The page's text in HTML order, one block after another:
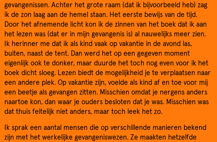
gevangenissen. Achter het grote raam (dat ik bijvoorbeeld heb) zag
ik de zon laag aan de hemel staan. Het eerste bewijs van de tijd.
Door het afnemende licht kon ik de zinnen van het boek dat ik aan
het lezen was (dat er in mijn gevangenis is) al nauwelijks meer zien.
Ik herinner me dat ik als kind vaak op vakantie in de avond las,
buiten, naast de tent. Dan werd het op een gegeven moment
eigenlijk ook te donker, maar duurde het toch nog even voor ik het
boek dicht sloeg. Lezen biedt de mogelijkheid je te verplaatsen naar
een andere plek. Op vakantie zijn, voelde als kind af en toe voor mij
een beetje als gevangen zitten. Misschien omdat je nergens anders
naartoe kon, dan waar je ouders besloten dat je was. Misschien was
dat thuis feitelijk niet anders, maar toch leek het zo.
Ik sprak een aantal mensen die op verschillende manieren bekend
zijn met het werkelijke gevangeniswezen. Ze maakten hetzelfde